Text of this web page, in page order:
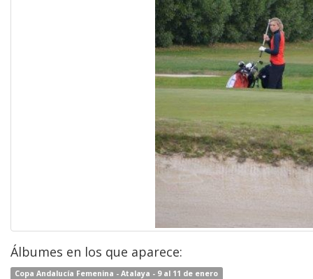
Álbumes en los que aparece:
Copa Andalucía Femenina - Atalaya - 9 al 11 de enero